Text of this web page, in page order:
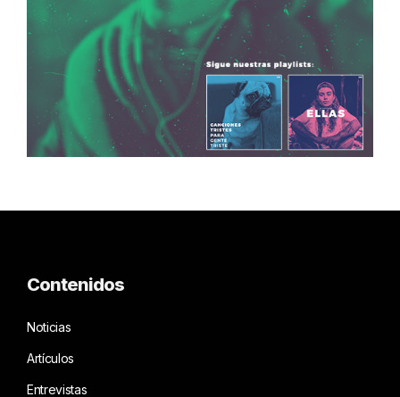
Contenidos
Noticias
Artículos
Entrevistas